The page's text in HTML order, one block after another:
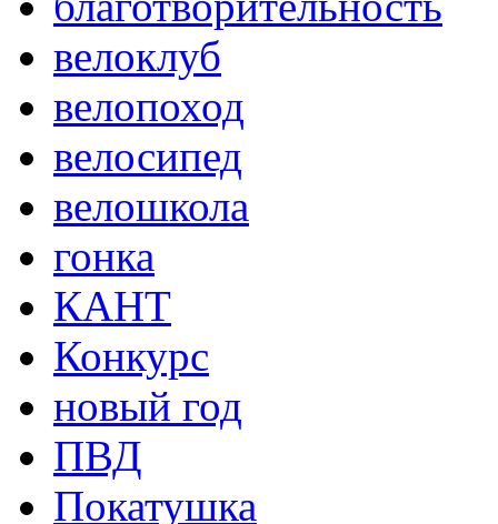
велоклуб
велопоход
велосипед
велошкола
гонка
КАНТ
Конкурс
новый год
ПВД
Покатушка